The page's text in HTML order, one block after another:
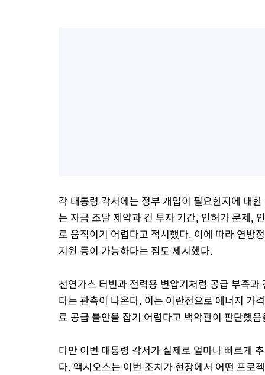
각 대통령 각서에는 정부 개입이 필요한지에 대
는 자금 조달 제약과 긴 투자 기간, 인허가 문제,
로 움직이기 어렵다고 적시했다. 이에 따라 연방
지원 등이 가능하다는 점도 제시했다.
천연가스 터빈과 전력용 변압기처럼 공급 부족
다는 관측이 나온다. 이는 이란전으로 에너지 가
료 공급 불안을 잡기 어렵다고 백악관이 판단했
다만 이번 대통령 각서가 실제로 얼마나 빠르게
다. 액시오스는 이번 조치가 현장에서 어떤 프로